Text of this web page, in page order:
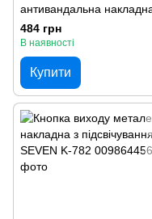
антивандальна накладна
підсвічуванням SEVEN K-
787
484 грн
В наявності
Купити